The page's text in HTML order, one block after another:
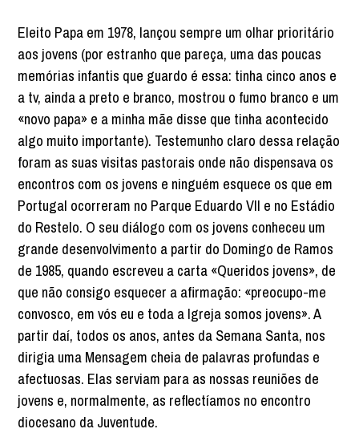
Eleito Papa em 1978, lançou sempre um olhar prioritário
aos jovens (por estranho que pareça, uma das poucas
memórias infantis que guardo é essa: tinha cinco anos e
a tv, ainda a preto e branco, mostrou o fumo branco e um
«novo papa» e a minha mãe disse que tinha acontecido
algo muito importante). Testemunho claro dessa relação
foram as suas visitas pastorais onde não dispensava os
encontros com os jovens e ninguém esquece os que em
Portugal ocorreram no Parque Eduardo VII e no Estádio
do Restelo. O seu diálogo com os jovens conheceu um
grande desenvolvimento a partir do Domingo de Ramos
de 1985, quando escreveu a carta «Queridos jovens», de
que não consigo esquecer a afirmação: «preocupo-me
convosco, em vós eu e toda a Igreja somos jovens». A
partir daí, todos os anos, antes da Semana Santa, nos
dirigia uma Mensagem cheia de palavras profundas e
afectuosas. Elas serviam para as nossas reuniões de
jovens e, normalmente, as reflectíamos no encontro
diocesano da Juventude.